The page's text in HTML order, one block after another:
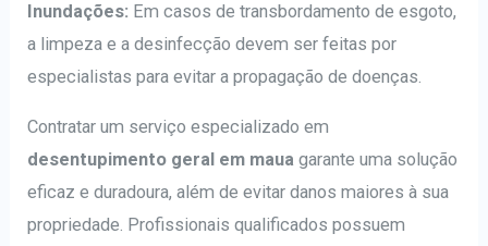
Inundações: Em casos de transbordamento de esgoto,
a limpeza e a desinfecção devem ser feitas por
especialistas para evitar a propagação de doenças.
Contratar um serviço especializado em
desentupimento geral em maua garante uma solução
eficaz e duradoura, além de evitar danos maiores à sua
propriedade. Profissionais qualificados possuem